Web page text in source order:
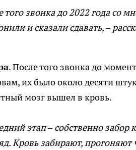
того звонка до 2022 года со
и сказали сдавать, –
. После того звонка до
их было около десяти
мозг вышел в кровь.
этап – собственно забор
Кровь забирают, прогоняют